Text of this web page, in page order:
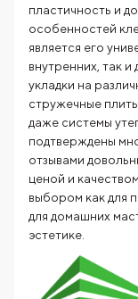
пластичность и
особенностей
является его
внутренних, так
укладки на
стружечные
даже системы
подтверждены
отзывами
ценой и
выбором как для
для домашних
эстетике.